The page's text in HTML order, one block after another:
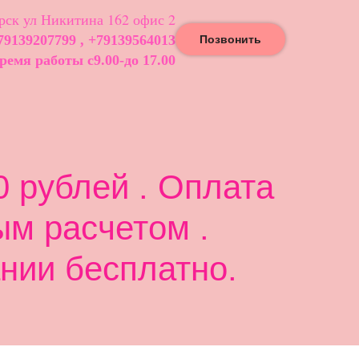
рублей . Оплата
расчетом .
бесплатно.
ул Никитина 162 офис 2
, +79139564013
работы с9.00-до 17.00
Позвонить